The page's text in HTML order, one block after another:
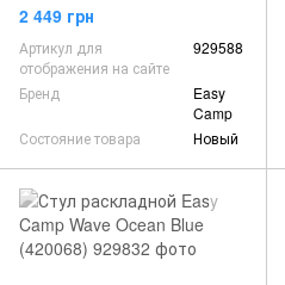
2 449 грн
Артикул для
отображения на сайте
929588
Бренд
Easy
Camp
Состояние товара
Новый